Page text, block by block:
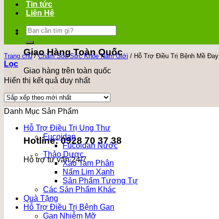
Giao Hàng Toàn Quốc
Giao hàng trên toàn quốc
Hotline: 0928 70 37 38
Hỗ trợ tư vấn 24/7
Tin tức
Liên Hệ
Tìm
kiếm:
Trang chủ / Chăm Sóc Sức Khỏe Nam Giới / Hỗ Trợ Điều Trị Bệnh Mề Đay
Lọc
Hiển thị kết quả duy nhất
Danh Mục Sản Phẩm
Hỗ Trợ Điều Trị Ung Thư
Fucoidan
Fucoidan Nước
Thảo Dược
Xáo Tam Phân
Nấm Lim Xanh
Sản Phẩm Tương Tự
Các Sản Phẩm Khác
Quà Tặng
Hỗ Trợ Điều Trị Bệnh Gan
Gan Nhiễm Mỡ